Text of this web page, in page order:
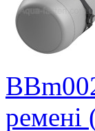
ремені